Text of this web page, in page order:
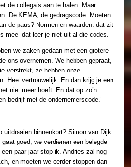
de collega’s aan te halen. Maar
De KEMA, de gedragscode. Moeten
de paus? Normen en waarden. dat zit
mee, dat leer je niet uit al die codes.
we zaken gedaan met een grotere
ons overnemen. We hebben gepraat,
verstrekt, ze hebben onze
Heel vertrouwelijk. En dan krijg je een
niet meer hoeft. En dat op zo’n
bedrijf met de ondernemerscode.”
uitdraaien binnenkort? Simon van Dijk:
gaat goed, we verdienen een belegde
paar jaar stop ik. Andries zal nog
en moeten we eerder stoppen dan